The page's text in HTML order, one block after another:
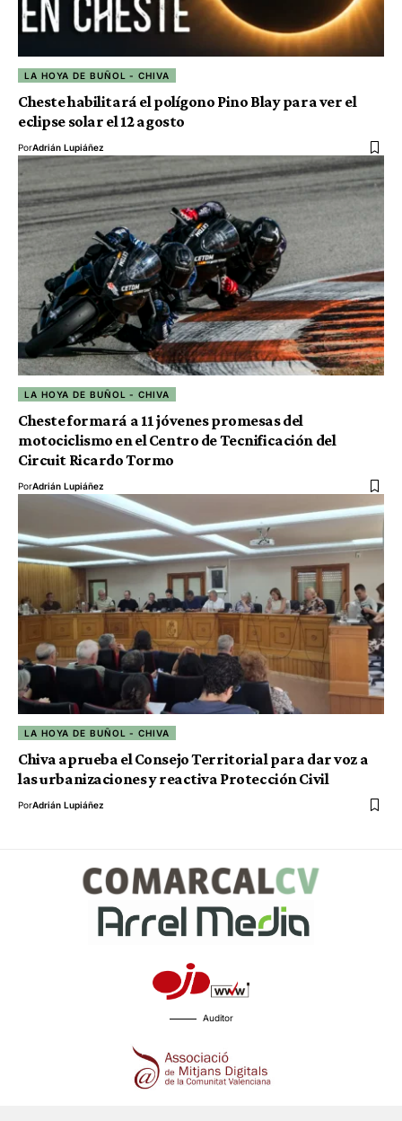
LA HOYA DE BUÑOL - CHIVA
Cheste habilitará el polígono Pino Blay para ver el
eclipse solar el 12 agosto
PorAdrián Lupiáñez
LA HOYA DE BUÑOL - CHIVA
Cheste formará a 11 jóvenes promesas del
motociclismo en el Centro de Tecnificación del
Circuit Ricardo Tormo
PorAdrián Lupiáñez
LA HOYA DE BUÑOL - CHIVA
Chiva aprueba el Consejo Territorial para dar voz a
las urbanizaciones y reactiva Protección Civil
PorAdrián Lupiáñez
Auditor